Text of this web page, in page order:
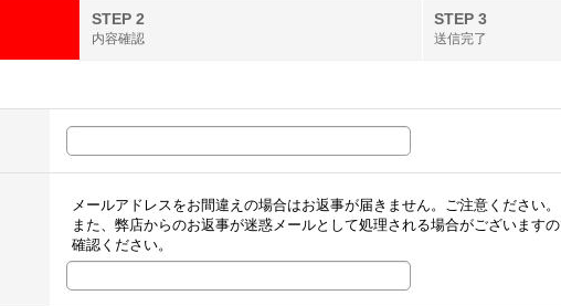
STEP 2
内容確認
STEP 3
送信完了
メールアドレスをお間違えの場合はお返事が届きません。ご注意ください。
また、弊店からのお返事が迷惑メールとして処理される場合がございます
確認ください。